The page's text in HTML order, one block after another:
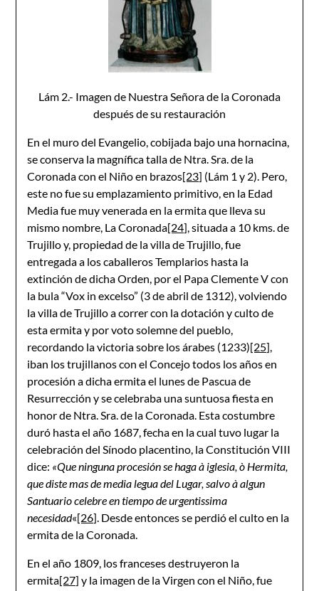
Lám 2.- Imagen de Nuestra Señora de la Coronada
después de su restauración
En el muro del Evangelio, cobijada bajo una hornacina,
se conserva la magnífica talla de Ntra. Sra. de la
Coronada con el Niño en brazos[23] (Lám 1 y 2). Pero,
este no fue su emplazamiento primitivo, en la Edad
Media fue muy venerada en la ermita que lleva su
mismo nombre, La Coronada[24], situada a 10 kms. de
Trujillo y, propiedad de la villa de Trujillo, fue
entregada a los caballeros Templarios hasta la
extinción de dicha Orden, por el Papa Clemente V con
la bula “Vox in excelso” (3 de abril de 1312), volviendo
la villa de Trujillo a correr con la dotación y culto de
esta ermita y por voto solemne del pueblo,
recordando la victoria sobre los árabes (1233)[25],
iban los trujillanos con el Concejo todos los años en
procesión a dicha ermita el lunes de Pascua de
Resurrección y se celebraba una suntuosa fiesta en
honor de Ntra. Sra. de la Coronada. Esta costumbre
duró hasta el año 1687, fecha en la cual tuvo lugar la
celebración del Sínodo placentino, la Constitución VIII
dice: «Que ninguna procesión se haga à iglesia, ò Hermita,
que diste mas de media legua del Lugar, salvo à algun
Santuario celebre en tiempo de urgentissima
necesidad«[26]. Desde entonces se perdió el culto en la
ermita de la Coronada.
En el año 1809, los franceses destruyeron la
ermita[27] y la imagen de la Virgen con el Niño, fue